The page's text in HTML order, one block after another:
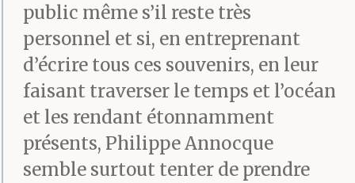
Puis il va parler d’une
île, où il n’y a jamais
eu de singes.
public même s’il reste très
personnel et si, en entreprenant
d’écrire tous ces souvenirs, en leur
faisant traverser le temps et l’océan
et les rendant étonnamment
présents, Philippe Annocque
semble surtout tenter de prendre